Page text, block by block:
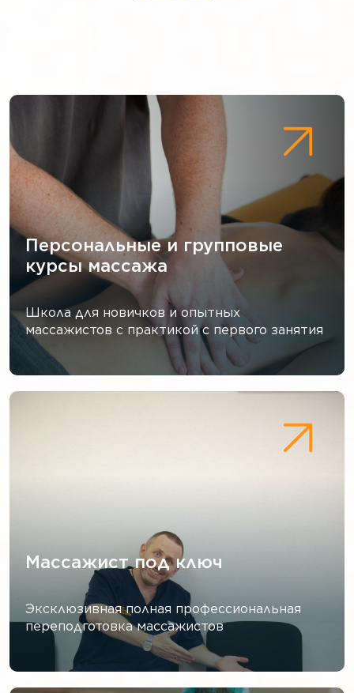
Персональные и групповые
курсы массажа
Школа для новичков и опытных
массажистов с практикой с первого занятия
Массажист под ключ
Эксклюзивная полная профессиональная
переподготовка массажистов